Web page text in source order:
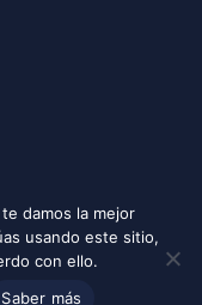
reservados.
damos la mejor
usando este sitio,
con ello.
Saber más